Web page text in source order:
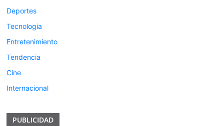
Deportes
Tecnologia
Entretenimiento
Tendencia
Cine
Internacional
PUBLICIDAD